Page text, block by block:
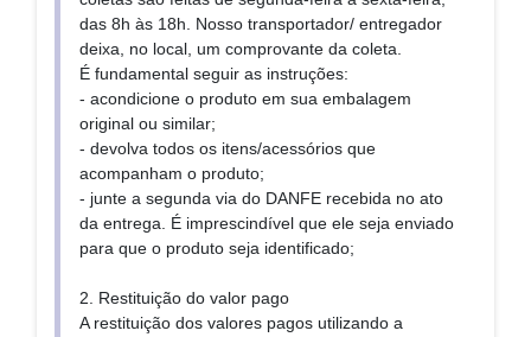
das 8h às 18h. Nosso transportador/ entregador
deixa, no local, um comprovante da coleta.
É fundamental seguir as instruções:
- acondicione o produto em sua embalagem
original ou similar;
- devolva todos os itens/acessórios que
acompanham o produto;
- junte a segunda via do DANFE recebida no ato
da entrega. É imprescindível que ele seja enviado
para que o produto seja identificado;
2. Restituição do valor pago
A restituição dos valores pagos utilizando a